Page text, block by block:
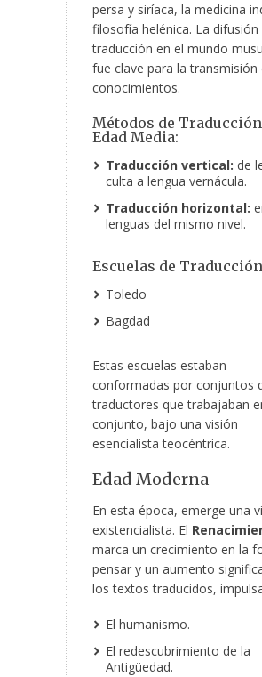
persa y siríaca, la medicina
filosofía helénica. La difusión
traducción en el mundo
fue clave para la transmisión
conocimientos.
Métodos de
Edad Media:
Traducción vertical: de
culta a lengua vernácula.
Traducción horizontal:
lenguas del mismo nivel.
Escuelas de
Toledo
Bagdad
Estas escuelas estaban
conformadas por conjuntos
traductores que trabajaban
conjunto, bajo una visión
esencialista teocéntrica.
Edad Moderna
En esta época, emerge una
existencialista. El
marca un crecimiento en la
pensar y un aumento
los textos traducidos,
El humanismo.
El redescubrimiento de la
Antigüedad.